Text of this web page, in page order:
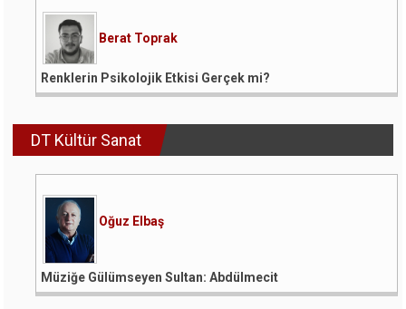
Berat Toprak
Renklerin Psikolojik Etkisi Gerçek mi?
DT Kültür Sanat
Oğuz Elbaş
Müziğe Gülümseyen Sultan: Abdülmecit